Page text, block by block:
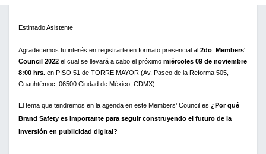
Ir al contenido
Estimado Asistente
Agradecemos tu interés en registrarte en formato presencial al 2do  Members'
Council 2022 el cual se llevará a cabo el próximo miércoles 09 de noviembre
8:00 hrs. en PISO 51 de TORRE MAYOR (Av. Paseo de la Reforma 505,
Cuauhtémoc, 06500 Ciudad de México, CDMX).
El tema que tendremos en la agenda en este Members’ Council es ¿Por qué
Brand Safety es importante para seguir construyendo el futuro de la
inversión en publicidad digital?